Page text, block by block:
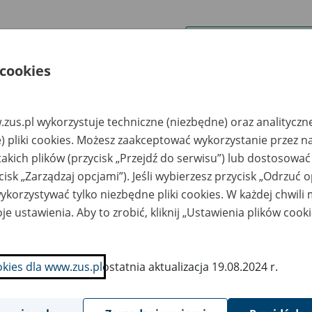
uwagi można przesyłać poprzez
Ukryj wszystkie pozycje bazy
pracy
Miejsce
przechowywania
dokumentów
Nr zespołu akt w
archiwum
państwowym
Daty
z o.o. w likwidacji
ul.
32
Niedźwiedziniec 10 -
41-506 Chorzów e-
mail:
wykorzystuje techniczne (niezbędne) oraz
pliki cookies. Możesz zaakceptować wykorzystanie przez
plików (przycisk „Przejdź do serwisu”) lub
„Zarządzaj opcjami”). Jeśli wybierzesz przycisk „Odrzuć
tylko niezbędne pliki cookies. W każdej chwili
ustawienia. Aby to zrobić, kliknij „Ustawienia plików
dla www.zus.plostatnia aktualizacja 19.08.2024 r.